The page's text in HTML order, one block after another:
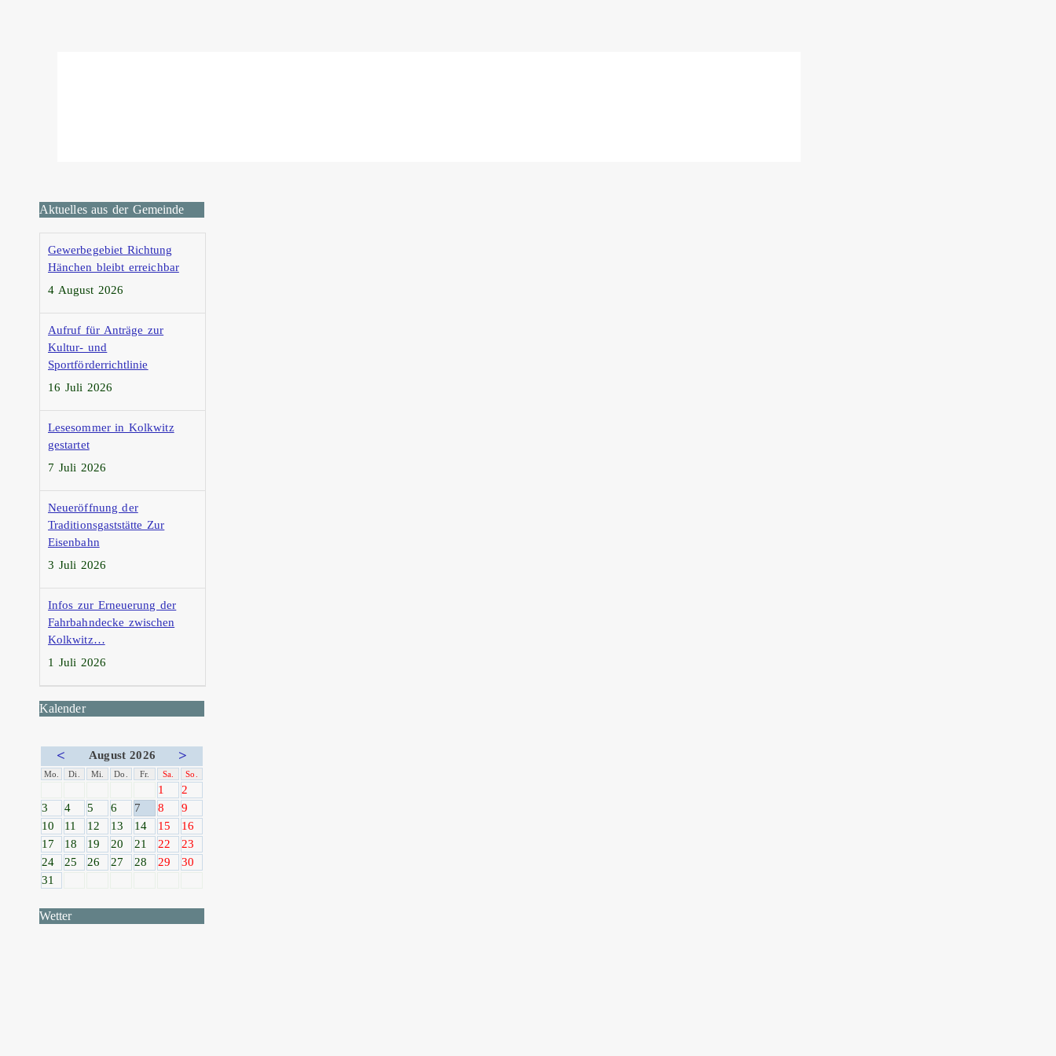
Aktuelles aus der Gemeinde
Gewerbegebiet Richtung
Hänchen bleibt erreichbar
4 August 2026
Aufruf für Anträge zur
Kultur- und
Sportförderrichtlinie
16 Juli 2026
Lesesommer in Kolkwitz
gestartet
7 Juli 2026
Neueröffnung der
Traditionsgaststätte Zur
Eisenbahn
3 Juli 2026
Infos zur Erneuerung der
Fahrbahndecke zwischen
Kolkwitz…
1 Juli 2026
Kalender
< August 2026 >
Mo. Di. Mi. Do. Fr. Sa. So.
1
2
3
4 5 6 7 8
9
10
11 12 13 14 15
16
17
18 19 20 21 22
23
24
25 26 27 28 29
30
31
Wetter